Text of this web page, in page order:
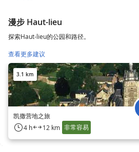
漫步 Haut-lieu
探索Haut-lieu的公园和路径。
查看更多建议
3.1 km
凯撒营地之旅
4 h 12 km 非常容易